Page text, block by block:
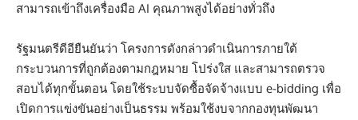
สามารถเข้าถึงเครื่องมือ AI คุณภาพสูงได้อย่างทั่วถึง
รัฐมนตรีดีอียืนยันว่า โครงการดังกล่าวดำเนินการภายใต้
กระบวนการที่ถูกต้องตามกฎหมาย โปร่งใส และสามารถตรวจ
สอบได้ทุกขั้นตอน โดยใช้ระบบจัดซื้อจัดจ้างแบบ e-bidding เพื่อ
เปิดการแข่งขันอย่างเป็นธรรม พร้อมใช้งบจากกองทุนพัฒนา